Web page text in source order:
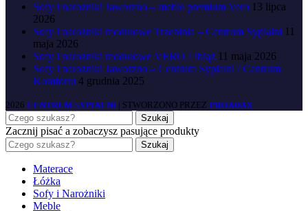
Sofy i narożniki Jaworzno – meble premium Vero 13 lipca
2026
Sofy i narożniki modułowe Trzebinia – Centrum Sypialni 11
maja 2026
Sofy i narożniki modułowe VERO Libiąż 11 maja 2026
Sofy i narożniki Jaworzno – Centrum Sypialni / Centrum
Komfortu 4 grudnia 2025
2026 CENTRUM SYPIALNI | STWORZONO PRZEZ PROADAX
Szukaj
Zacznij pisać a zobaczysz pasujące produkty
Szukaj
Materace
Łóżka
Sofy i Narożniki
Meble